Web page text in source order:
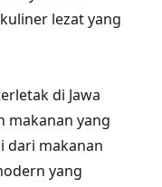
lezat yang
di Jawa
makanan yang
dari makanan
yang